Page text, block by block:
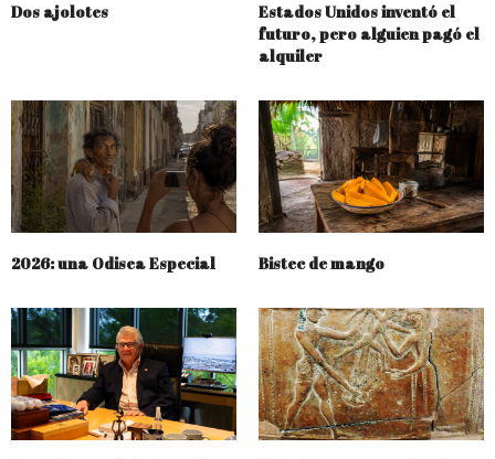
Dos ajolotes
Estados Unidos inventó el
futuro, pero alguien pagó el
alquiler
2026: una Odisea Especial Bistec de mango